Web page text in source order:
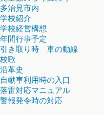
多治見市内
学校紹介
学校経営構想
年間行事予定
引き取り時 車の動線
校歌
沿革史
自動車利用時の入口
落雷対応マニュアル
警報発令時の対応